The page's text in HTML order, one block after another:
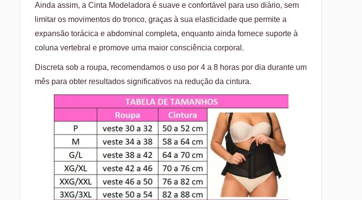
Ainda assim, a Cinta Modeladora é suave e confortável para uso diário, sem
limitar os movimentos do tronco, graças à sua elasticidade que permite a
expansão torácica e abdominal completa, enquanto ainda fornece suporte à
coluna vertebral e promove uma maior consciência corporal.
Discreta sob a roupa, recomendamos o uso por 4 a 8 horas por dia durante um
mês para obter resultados significativos na redução da cintura.